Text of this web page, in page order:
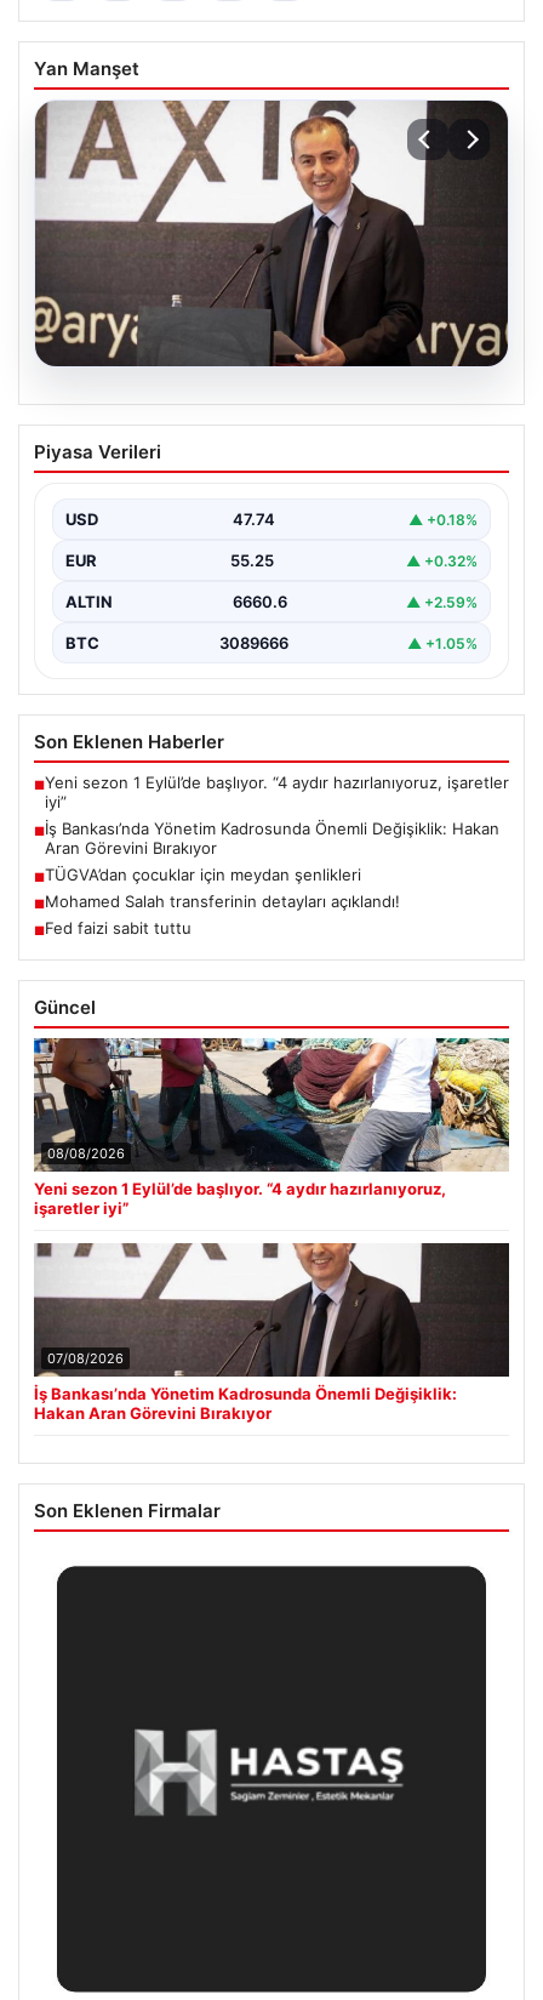
Yan Manşet
07.08.2026
İş Bankası’nda Yönetim Kadrosunda
Önemli Değişiklik: Hakan Aran Görevini
Türkiye'nin köklü finans kuruluşlarından İş Bankası'nda
Genel…
Piyasa Verileri
USD 47.74 ▲ +0.18%
EUR 55.25 ▲ +0.32%
ALTIN 6660.6 ▲ +2.59%
BTC 3089666 ▲ +1.05%
Son Eklenen Haberler
■Yeni sezon 1 Eylül’de başlıyor. “4 aydır hazırlanıyoruz, işaretler
iyi”
■İş Bankası’nda Yönetim Kadrosunda Önemli Değişiklik: Hakan
Aran Görevini Bırakıyor
■TÜGVA’dan çocuklar için meydan şenlikleri
■Mohamed Salah transferinin detayları açıklandı!
■Fed faizi sabit tuttu
Güncel
08/08/2026
Yeni sezon 1 Eylül’de başlıyor. “4 aydır hazırlanıyoruz,
işaretler iyi”
07/08/2026
İş Bankası’nda Yönetim Kadrosunda Önemli Değişiklik:
Hakan Aran Görevini Bırakıyor
Son Eklenen Firmalar